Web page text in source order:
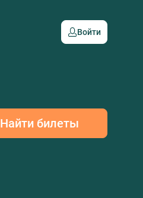
Войти
Найти билеты